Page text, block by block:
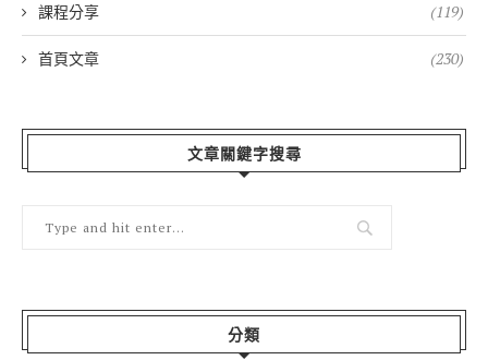
課程分享 (119)
首頁文章 (230)
文章關鍵字搜尋
分類